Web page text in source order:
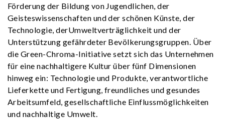
Förderung der Bildung von Jugendlichen, der
Geisteswissenschaften und der schönen Künste, der
Technologie, derUmweltverträglichkeit und der
Unterstützung gefährdeter Bevölkerungsgruppen. Über
die Green-Chroma-Initiative setzt sich das Unternehmen
für eine nachhaltigere Kultur über fünf Dimensionen
hinweg ein: Technologie und Produkte, verantwortliche
Lieferkette und Fertigung, freundliches und gesundes
Arbeitsumfeld, gesellschaftliche Einflussmöglichkeiten
und nachhaltige Umwelt.